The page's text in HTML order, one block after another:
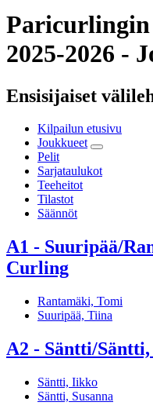
2025-2026 -
Ensisijaiset
Kilpailun etusivu
Joukkueet
Pelit
Sarjataulukot
Teeheitot
Tilastot
Säännöt
A1 - Suuripää/
Curling
Rantamäki, Tomi
Suuripää, Tiina
A2 - Säntti/
Säntti, Iikko
Säntti, Susanna